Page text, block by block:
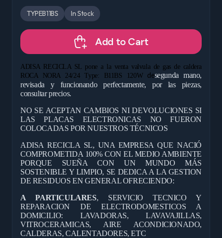
TYPEB11BS In Stock
Add to Cart
ADISA RECICLA SL pone a la venta valvula de gas de caldera
ROCA NORA 24/24 Type: B11BS 120Wdesegunda mano,
revisada y funcionando perfectamente, por las piezas,
consultar precios.
NO SE ACEPTAN CAMBIOS NI DEVOLUCIONES SI
LAS PLACAS ELECTRONICAS NO FUERON
COLOCADAS POR NUESTROS TÉCNICOS
ADISA RECICLA SL, UNA EMPRESA QUE NACIÓ
COMPROMETIDA 100% CON EL MEDIO AMBIENTE
PORQUE SUEÑA CON UN MUNDO MÁS
SOSTENIBLE Y LIMPIO, SE DEDICA A LA GESTION
DE RESIDUOS EN GENERAL OFRECIENDO:
A PARTICULARES, SERVICIO TECNICO Y
REPARACION DE ELECTRODOMESTICOS A
DOMICILIO: LAVADORAS, LAVAVAJILLAS,
VITROCERAMICAS, AIRE ACONDICIONADO,
CALDERAS, CALENTADORES, ETC